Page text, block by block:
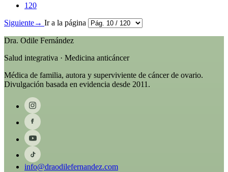
120
Siguiente→ Ir a la página
Dra. Odile Fernández
Salud integrativa · Medicina anticáncer
Médica de familia, autora y superviviente de cáncer de ovario.
Divulgación basada en evidencia desde 2011.
info@draodilefernandez.com